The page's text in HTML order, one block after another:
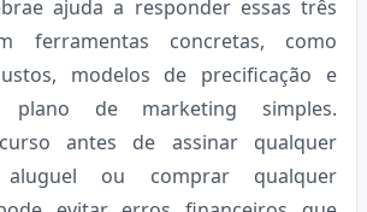
ajuda a responder essas três
ferramentas concretas, como
modelos de precificação e
plano de marketing simples.
antes de assinar qualquer
ou comprar qualquer